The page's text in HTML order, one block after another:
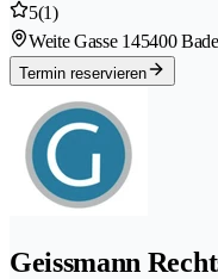
5(1)
Weite Gasse 145400
Termin reservieren
Geissmann